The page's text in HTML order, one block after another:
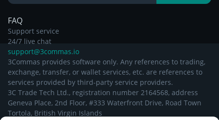
FAQ
Support service
24/7 live chat
support@3commas.io
3Commas provides software only. Any references to trading,
exchange, transfer, or wallet services, etc. are references to
services provided by third-party service providers.
3C Trade Tech Ltd., registration number 2164568, address
Geneva Place, 2nd Floor, #333 Waterfront Drive, Road Town
Tortola, British Virgin Islands